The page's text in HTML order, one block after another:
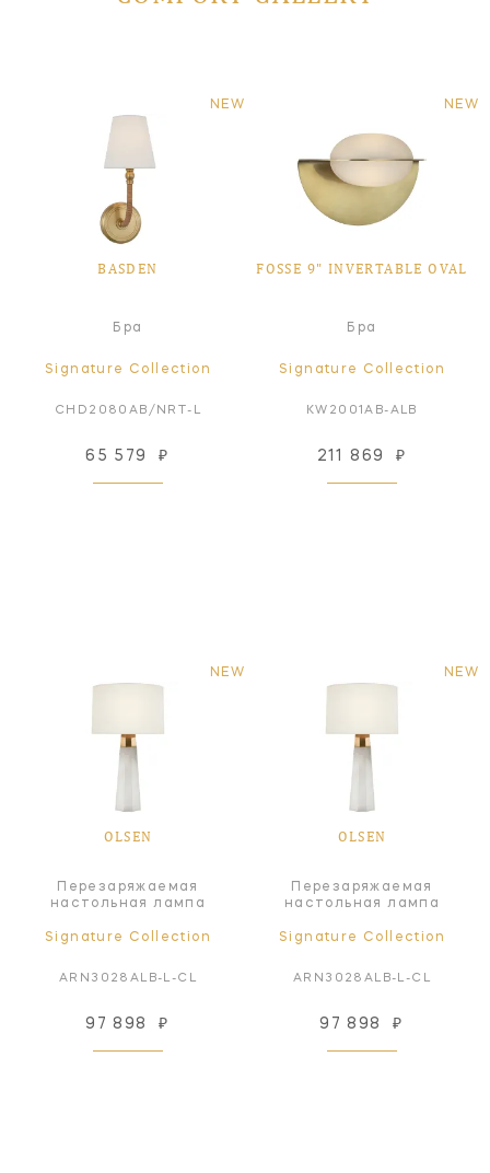
NEW
BASDEN
Бра
Signature Collection
CHD2080AB/NRT-L
65 579 ₽
NEW
FOSSE 9" INVERTABLE OVAL
Бра
Signature Collection
KW2001AB-ALB
211 869 ₽
NEW
OLSEN
Перезаряжаемая
настольная лампа
Signature Collection
ARN3028ALB-L-CL
97 898 ₽
NEW
OLSEN
Перезаряжаемая
настольная лампа
Signature Collection
ARN3028ALB-L-CL
97 898 ₽